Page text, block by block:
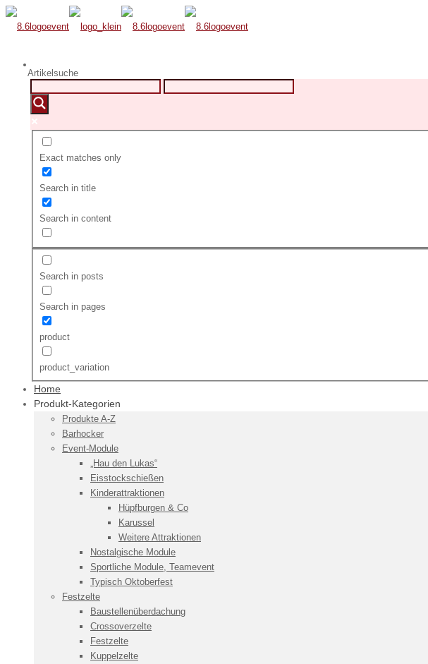
Artikelsuche
Exact matches only
Search in title
Search in content
Search in posts
Search in pages
product
product_variation
Home
Produkt-Kategorien
Produkte A-Z
Barhocker
Event-Module
„Hau den Lukas“
Eisstockschießen
Kinderattraktionen
Hüpfburgen & Co
Karussel
Weitere Attraktionen
Nostalgische Module
Sportliche Module, Teamevent
Typisch Oktoberfest
Festzelte
Baustellenüberdachung
Crossoverzelte
Festzelte
Kuppelzelte